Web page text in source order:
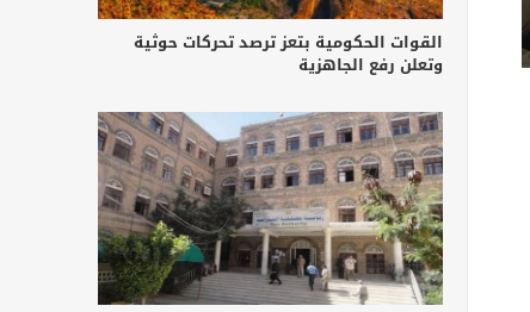
القوات الحكومية بتعز ترصد تحركات حوثية
وتعلن رفع الجاهزية